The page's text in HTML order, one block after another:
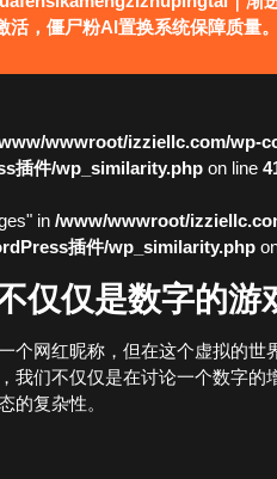
活，僵尸粉AI置换系统保障质量
wwwroot/izziellc.com/wp-
插件/wp_similarity.php on line
in /www/wwwroot/
插件/wp_similarity.php
仅仅是数字的游
个网红昵称，但在这个虚拟的世
我们不仅仅是在讨论一个数字
的复杂性。